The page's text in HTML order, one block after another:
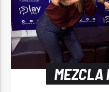
MEZCLA